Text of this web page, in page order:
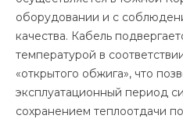
оборудовании и с
качества. Кабель
температурой в
«открытого обжига», что
эксплуатационный период
сохранением теплоотдачи